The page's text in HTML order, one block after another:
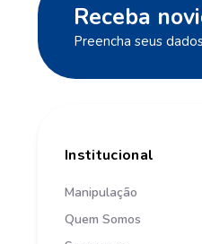
Receba
Preencha seus
Institucional
Manipulação
Quem Somos